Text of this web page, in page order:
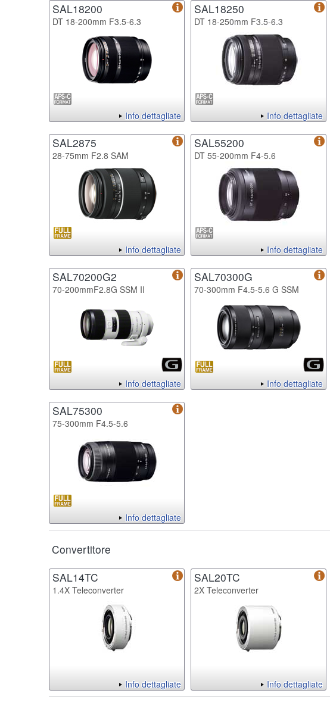
SAL18200
DT 18-200mm F3.5-6.3
Info dettagliate
SAL18250
DT 18-250mm F3.5-6.3
Info dettagliate
SAL2875
28-75mm F2.8 SAM
Info dettagliate
SAL55200
DT 55-200mm F4-5.6
Info dettagliate
SAL70200G2
70-200mmF2.8G SSM II
Info dettagliate
SAL70300G
70-300mm F4.5-5.6 G SSM
Info dettagliate
SAL75300
75-300mm F4.5-5.6
Info dettagliate
Convertitore
SAL14TC
1.4X Teleconverter
Info dettagliate
SAL20TC
2X Teleconverter
Info dettagliate